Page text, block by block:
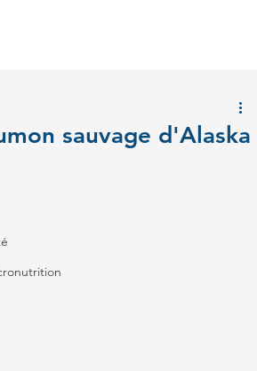
sauvage d'Alaska
5.